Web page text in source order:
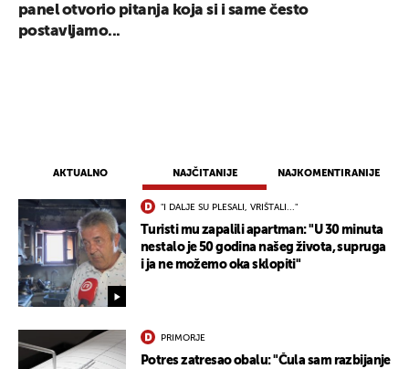
AKTUALNO NAJČITANIJE NAJKOMENTIRANIJE
"I DALJE SU PLESALI, VRIŠTALI..."
Turisti mu zapalili apartman: "U 30 minuta
nestalo je 50 godina našeg života, supruga
i ja ne možemo oka sklopiti"
PRIMORJE
Potres zatresao obalu: "Čula sam razbijanje
panel otvorio pitanja koja si i same često
postavljamo...